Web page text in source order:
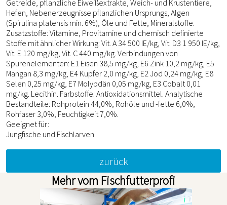
Getreide, pflanzliche Eiweißextrakte, Weich- und Krustentiere,
Hefen, Nebenerzeugnisse pflanzlichen Ursprungs, Algen
(Spirulina platensis min. 6%), Öle und Fette, Mineralstoffe.
Zusatzstoffe: Vitamine, Provitamine und chemisch definierte
Stoffe mit ähnlicher Wirkung: Vit. A 34 500 IE/kg, Vit. D3 1 950 IE/kg,
Vit. E 120 mg/kg, Vit. C 440 mg/kg. Verbindungen von
Spurenelementen: E1 Eisen 38,5 mg/kg, E6 Zink 10,2 mg/kg, E5
Mangan 8,3 mg/kg, E4 Kupfer 2,0 mg/kg, E2 Jod 0,24 mg/kg, E8
Selen 0,25 mg/kg, E7 Molybdän 0,05 mg/kg, E3 Cobalt 0,01
mg/kg. Lecithin. Farbstoffe. Antioxidationsmittel. Analytische
Bestandteile: Rohprotein 44,0%, Rohöle und -fette 6,0%,
Rohfaser 3,0%, Feuchtigkeit 7,0%.
Geeignet für:
Jungfische und Fischlarven
zurück
Mehr vom Fischfutterprofi